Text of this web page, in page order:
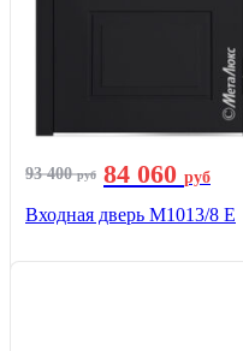
93 400руб 84 060 руб
Входная дверь М1013/8 E